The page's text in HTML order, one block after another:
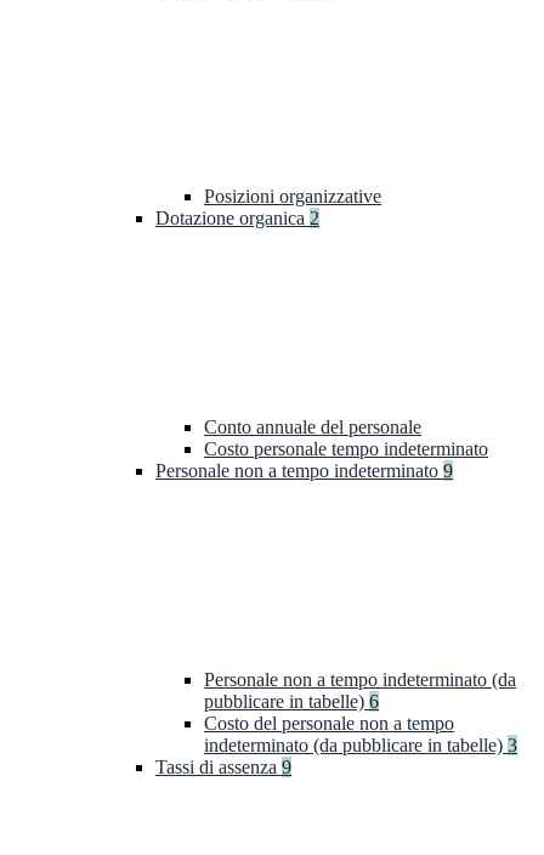
Posizioni organizzative
Dotazione organica 2
Conto annuale del personale
Costo personale tempo indeterminato
Personale non a tempo indeterminato 9
Personale non a tempo indeterminato (da
pubblicare in tabelle) 6
Costo del personale non a tempo
indeterminato (da pubblicare in tabelle) 3
Tassi di assenza 9